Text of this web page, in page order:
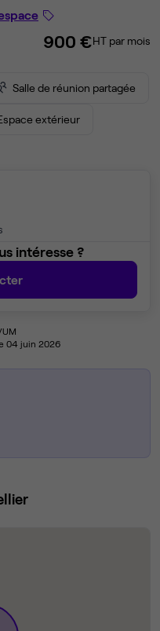
900 €HT par mois
Salle de réunion partagée
extérieur
intéresse ?
04 juin 2026